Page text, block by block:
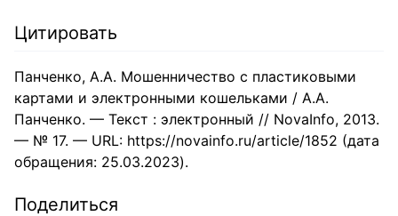
Цитировать
Панченко, А.А. Мошенничество с пластиковыми
картами и электронными кошельками / А.А.
Панченко. — Текст : электронный // NovaInfo, 2013.
— № 17. — URL: https://novainfo.ru/article/1852 (дата
обращения: 25.03.2023).
Поделиться